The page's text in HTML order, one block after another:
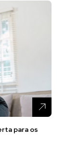
para os